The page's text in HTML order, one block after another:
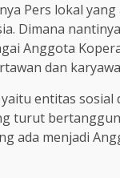
Pers lokal
Dimana
Anggota
dan
entitas sosial
turut
ada menjadi